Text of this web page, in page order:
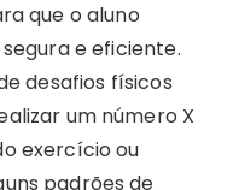
que o aluno
e eficiente.
desafios físicos
um número X
exercício ou
padrões de